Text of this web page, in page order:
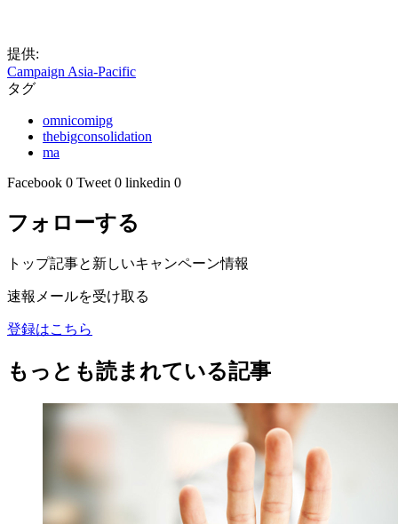
提供:
Campaign Asia-Pacific
タグ
omnicomipg
thebigconsolidation
ma
Facebook 0 Tweet 0 linkedin 0
フォローする
トップ記事と新しいキャンペーン情報
速報メールを受け取る
登録はこちら
もっとも読まれている記事